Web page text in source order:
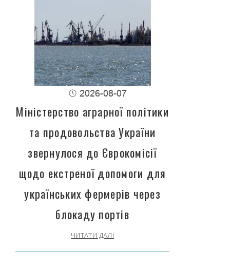
2026-08-07
Міністерство аграрної політики
та продовольства України
звернулося до Єврокомісії
щодо екстреної допомоги для
українських фермерів через
блокаду портів
ЧИТАТИ ДАЛІ